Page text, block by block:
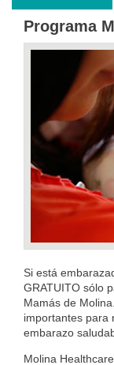
Programa
Si está
GRATUITO sólo
Mamás de
importantes para
embarazo
Molina